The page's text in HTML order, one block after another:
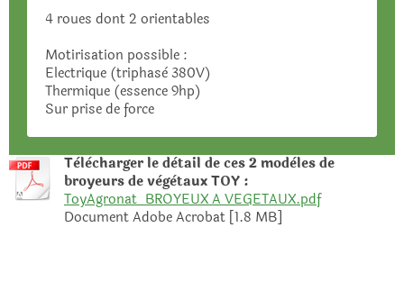
4 roues dont 2 orientables
Motirisation possible :
Electrique (triphasè 380V)
Thermique (essence 9hp)
Sur prise de force
Tèlècharger le dètail de ces 2 modèles de
broyeurs de vègètaux TOY :
ToyAgronat_BROYEUX A VEGETAUX.pdf
Document Adobe Acrobat [1.8 MB]